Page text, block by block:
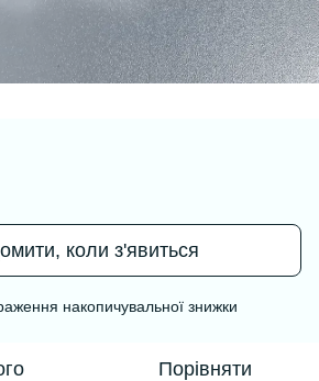
коли з'явиться
накопичувальної знижки
Порівняти